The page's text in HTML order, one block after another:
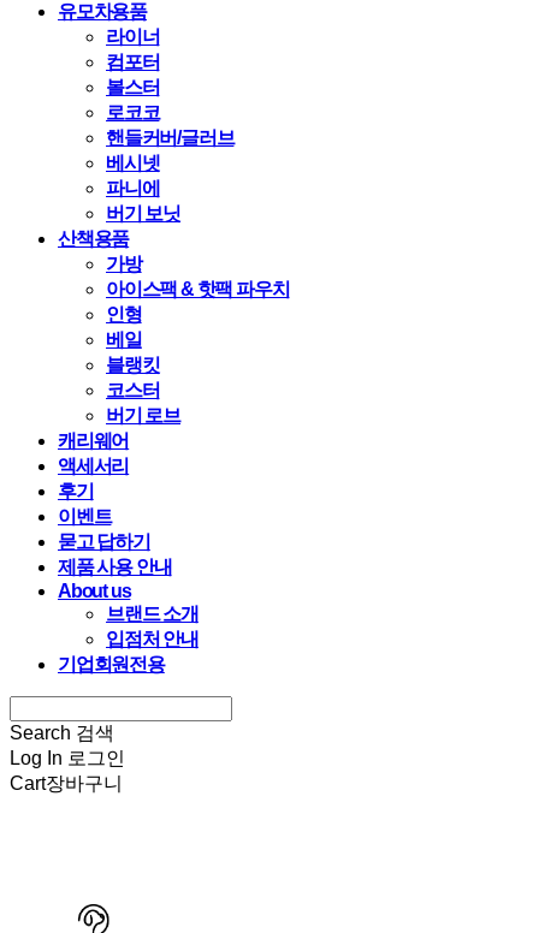
유모차용품
라이너
컴포터
볼스터
로코코
핸들커버/글러브
베시넷
파니에
버기 보닛
산책용품
가방
아이스팩 & 핫팩 파우치
인형
베일
블랭킷
코스터
버기 로브
캐리웨어
액세서리
후기
이벤트
묻고 답하기
제품 사용 안내
About us
브랜드 소개
입점처 안내
기업회원전용
Search 검색
Log In 로그인
Cart장바구니